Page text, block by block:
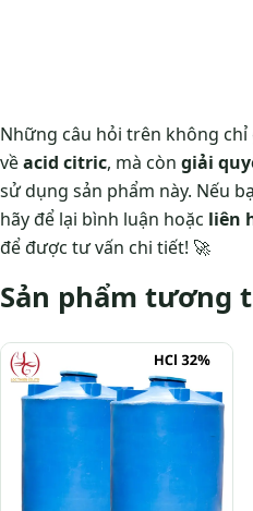
Những câu hỏi trên không
vềacid citric, mà còn giải
sử dụng sản phẩm này. Nếu
hãy để lại bình luận hoặc liên
để được tư vấn chi tiết! 🚀
Sản phẩm tương